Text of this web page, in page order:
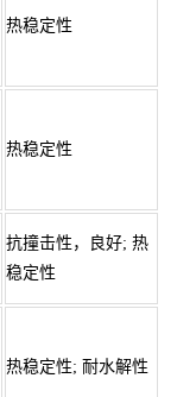
热稳定性
热稳定性
抗撞击性，良好; 热
稳定性
热稳定性; 耐水解性